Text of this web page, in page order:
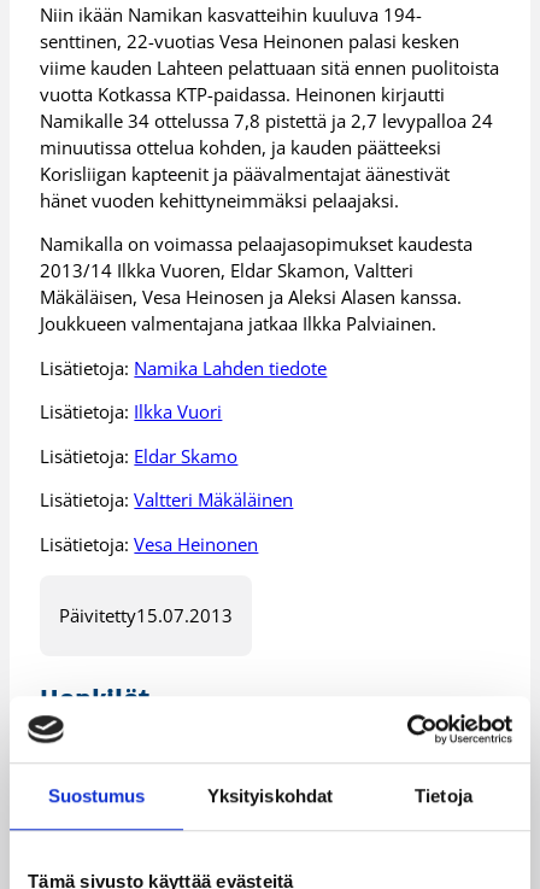
Suostumus Yksityiskohdat Tietoja
Tämä sivusto käyttää evästeitä
Niin ikään Namikan kasvatteihin kuuluva 194-
senttinen, 22-vuotias Vesa Heinonen palasi kesken
viime kauden Lahteen pelattuaan sitä ennen puolitoista
vuotta Kotkassa KTP-paidassa. Heinonen kirjautti
Namikalle 34 ottelussa 7,8 pistettä ja 2,7 levypalloa 24
minuutissa ottelua kohden, ja kauden päätteeksi
Korisliigan kapteenit ja päävalmentajat äänestivät
hänet vuoden kehittyneimmäksi pelaajaksi.
Namikalla on voimassa pelaajasopimukset kaudesta
2013/14 Ilkka Vuoren, Eldar Skamon, Valtteri
Mäkäläisen, Vesa Heinosen ja Aleksi Alasen kanssa.
Joukkueen valmentajana jatkaa Ilkka Palviainen.
Lisätietoja: Namika Lahden tiedote
Lisätietoja: Ilkka Vuori
Lisätietoja: Eldar Skamo
Lisätietoja:Valtteri Mäkäläinen
Lisätietoja:Vesa Heinonen
Päivitetty15.07.2013
Henkilöt
Ilkka Vuori
Valtteri Mäkäläinen
Vesa Heinonen